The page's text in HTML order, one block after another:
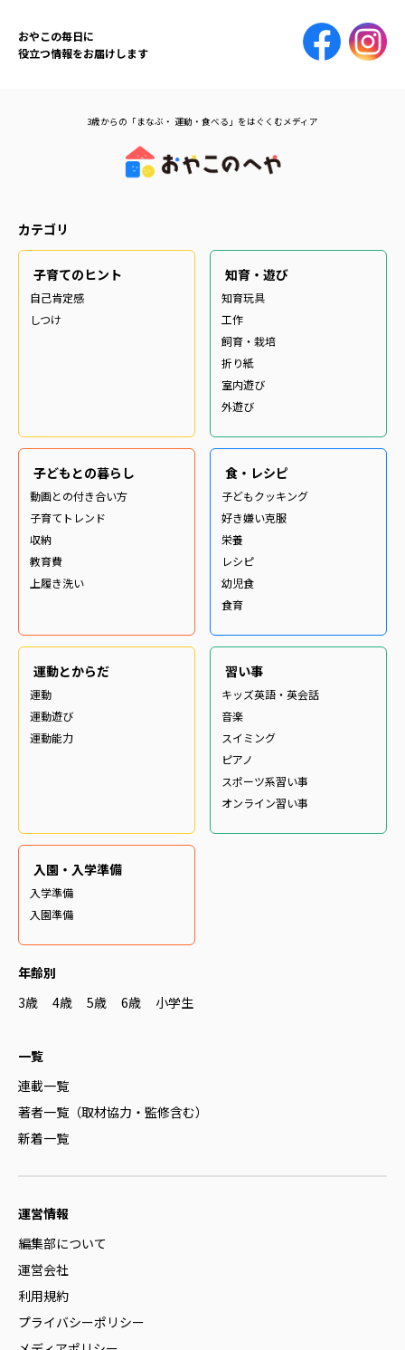
おやこの毎日に
役立つ情報をお届けします
3歳からの「まなぶ・ 運動・食べる」をはぐくむメディア
カテゴリ
子育てのヒント
自己肯定感
しつけ
知育・遊び
知育玩具
工作
飼育・栽培
折り紙
室内遊び
外遊び
子どもとの暮らし
動画との付き合い方
子育てトレンド
収納
教育費
上履き洗い
食・レシピ
子どもクッキング
好き嫌い克服
栄養
レシピ
幼児食
食育
運動とからだ
運動
運動遊び
運動能力
習い事
キッズ英語・英会話
音楽
スイミング
ピアノ
スポーツ系習い事
オンライン習い事
入園・入学準備
入学準備
入園準備
年齢別
3歳
4歳 5歳 6歳 小学生
一覧
連載一覧
著者一覧（取材協力・監修含む）
新着一覧
運営情報
編集部について
運営会社
利用規約
プライバシーポリシー